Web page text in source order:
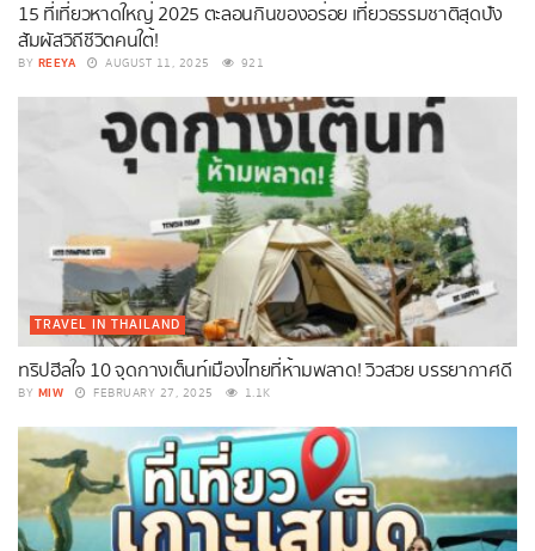
15 ที่เที่ยวหาดใหญ่ 2025 ตะลอนกินของอร่อย เที่ยวธรรมชาติสุดปัง
สัมผัสวิถีชีวิตคนใต้!
BY REEYA AUGUST 11, 2025 921
TRAVEL IN THAILAND
ทริปฮีลใจ 10 จุดกางเต็นท์เมืองไทยที่ห้ามพลาด! วิวสวย บรรยากาศดี
BY MIW FEBRUARY 27, 2025 1.1K